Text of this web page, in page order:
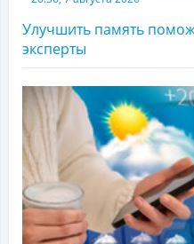
Улучшить память
эксперты